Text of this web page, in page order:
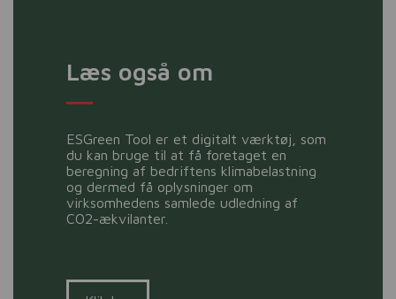
Læs også om
ESGreen Tool er et digitalt værktøj, som
du kan bruge til at få foretaget en
beregning af bedriftens klimabelastning
og dermed få oplysninger om
virksomhedens samlede udledning af
CO2-ækvilanter.